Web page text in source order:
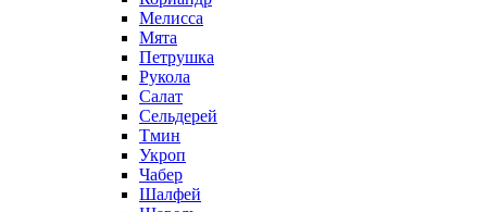
Мелисса
Мята
Петрушка
Рукола
Салат
Сельдерей
Тмин
Укроп
Чабер
Шалфей